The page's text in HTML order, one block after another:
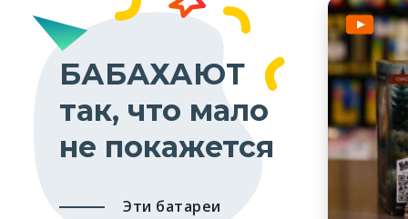
БАБАХАЮТ
так, что мало
не покажется
Эти батареи